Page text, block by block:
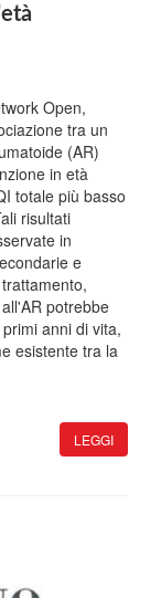
Open,
tra un
(AR)
in età
totale più basso
risultati
in
e
potrebbe
anni di vita,
esistente tra la
LEGGI